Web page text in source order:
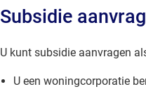
Subsidie
U kunt subsidie aanvragen
U een woningcorporatie